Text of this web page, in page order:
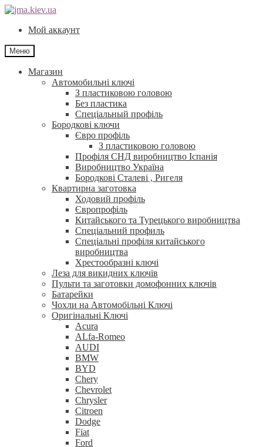
Перейти
навігації
Перейти
контентуМой аккаунт
Меню
Магазин
Автомобильні ключі
З пластиковою головою
Без пластика
Спеціальный профіль
Бородкові ключи
Євро профіль
З пластиковою головою
Профіля СНД виробництво Іспанія
Виробництво Україна
Бородкові Сталеві , Ригеля
Квартирна заготовка
Ходовий профіль
Європрофіль
Китайського та Турецького виробництва
Спеціальний профиль
Спеціальні профіля китайського
виробництва
Хрестообразні ключі
Леза для викидних ключів
Пульти та заготовки домофонних ключів
Батарейки
Чохли на Автомобільні Ключі
Оригінальні Ключі
Acura
ALfa-Romeo
AUDI
BMW
BYD
Chery
Chevrolet
Chrysler
Citroen
Dodge
Fiat
Ford